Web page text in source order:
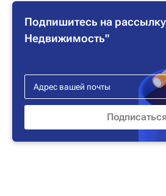
Подпишитесь на
Недвижимость"